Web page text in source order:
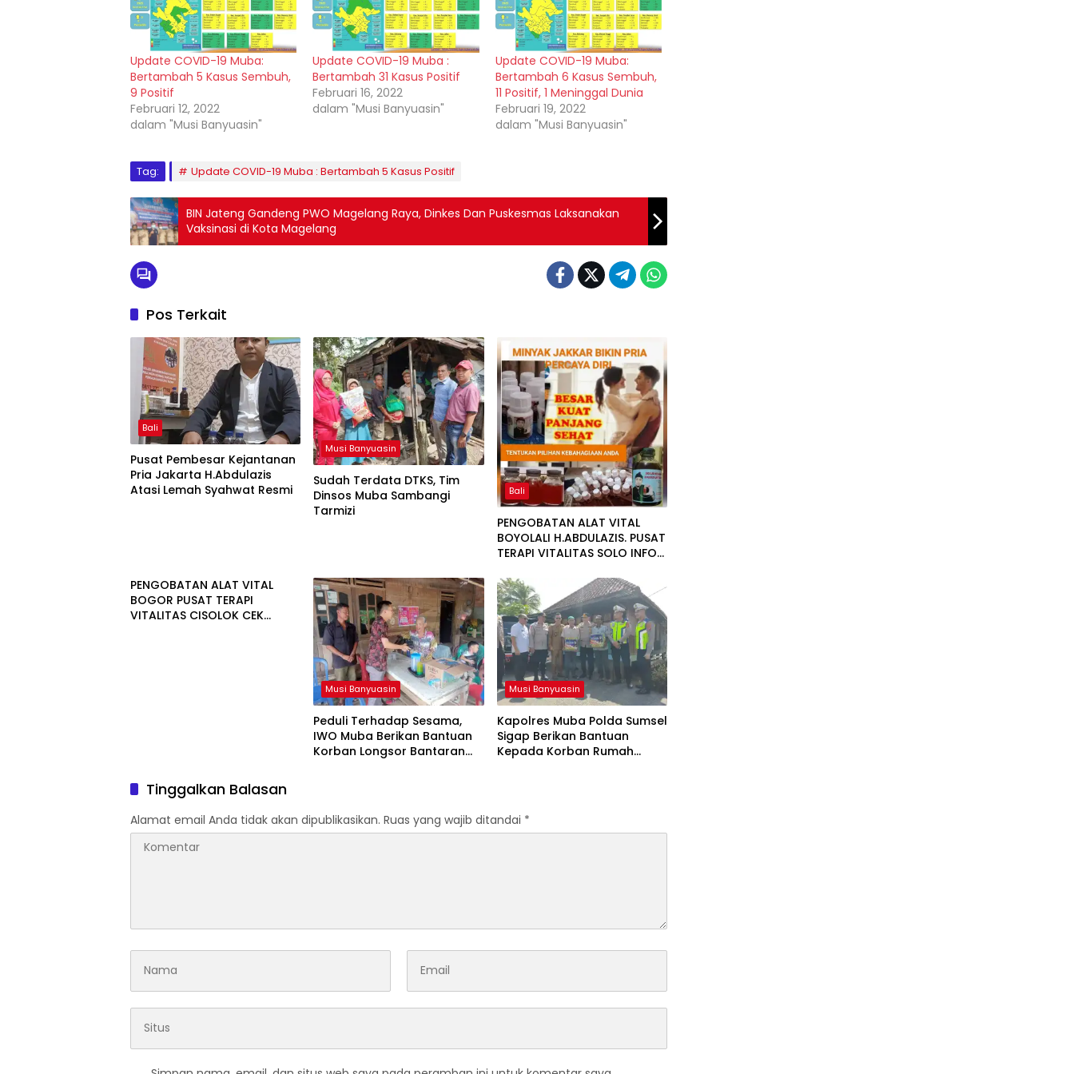
Update COVID-19 Muba:
Bertambah 5 Kasus Sembuh,
9 Positif
Februari 12, 2022
dalam "Musi Banyuasin"
Update COVID-19 Muba :
Bertambah 31 Kasus Positif
Februari 16, 2022
dalam "Musi Banyuasin"
Update COVID-19 Muba:
Bertambah 6 Kasus Sembuh,
11 Positif, 1 Meninggal Dunia
Februari 19, 2022
dalam "Musi Banyuasin"
Tag: Update COVID-19 Muba : Bertambah 5 Kasus Positif
BIN Jateng Gandeng PWO Magelang Raya, Dinkes Dan Puskesmas Laksanakan
Vaksinasi di Kota Magelang
Pos Terkait
Bali
Pusat Pembesar Kejantanan
Pria Jakarta H.Abdulazis
Atasi Lemah Syahwat Resmi
Musi Banyuasin
Sudah Terdata DTKS, Tim
Dinsos Muba Sambangi
Tarmizi
Bali
PENGOBATAN ALAT VITAL
BOYOLALI H.ABDULAZIS. PUSAT
TERAPI VITALITAS SOLO INFO
PENGOBATAN ALAT VITAL
BOGOR PUSAT TERAPI
VITALITAS CISOLOK CEK
Musi Banyuasin
Peduli Terhadap Sesama,
IWO Muba Berikan Bantuan
Korban Longsor Bantaran
Musi Banyuasin
Kapolres Muba Polda Sumsel
Sigap Berikan Bantuan
Kepada Korban Rumah
Tinggalkan Balasan
Alamat email Anda tidak akan dipublikasikan. Ruas yang wajib ditandai *